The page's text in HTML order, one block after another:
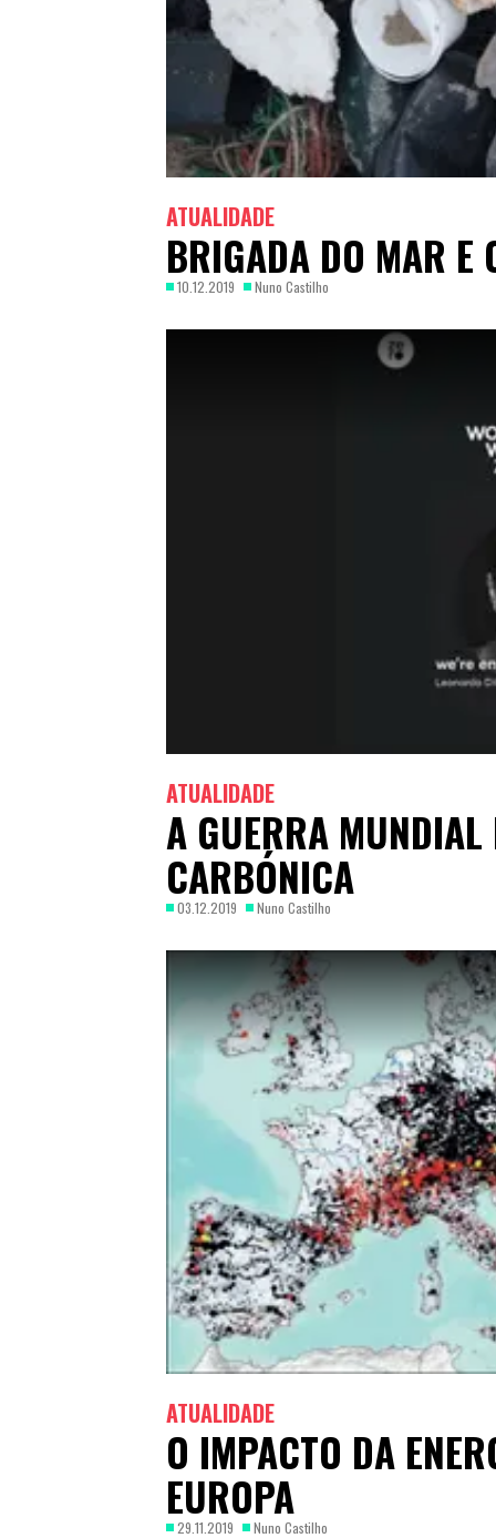
ATUALIDADE
BRIGADA DO MAR E
10.12.2019 Nuno Castilho
ATUALIDADE
A GUERRA
CARBÓNICA
03.12.2019 Nuno Castilho
ATUALIDADE
O IMPACTO DA
EUROPA
29.11.2019 Nuno Castilho